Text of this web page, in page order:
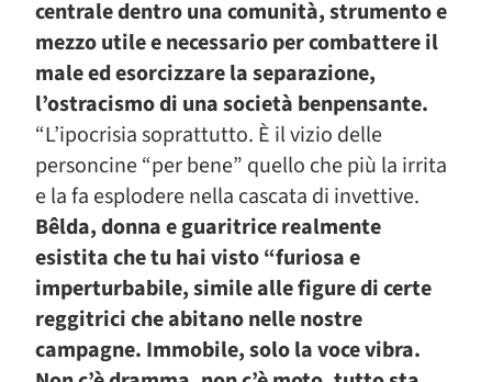
centrale dentro una comunità, strumento e
mezzo utile e necessario per combattere il
male ed esorcizzare la separazione,
l’ostracismo di una società benpensante.
“L’ipocrisia soprattutto. È il vizio delle
personcine “per bene” quello che più la irrita
e la fa esplodere nella cascata di invettive.
Bêlda, donna e guaritrice realmente
esistita che tu hai visto “furiosa e
imperturbabile, simile alle figure di certe
reggitrici che abitano nelle nostre
campagne. Immobile, solo la voce vibra.